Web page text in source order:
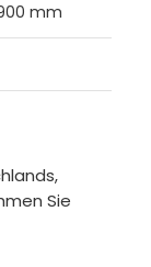
mm
Sie